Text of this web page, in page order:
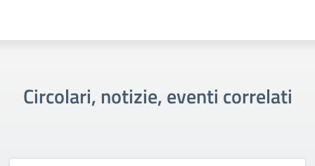
Circolari, notizie, eventi correlati